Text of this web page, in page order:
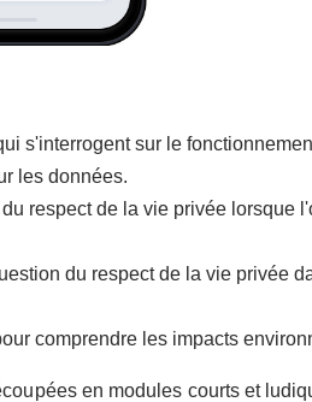
s'interrogent sur le
les données.
respect de la vie privée lorsque
du respect de la vie privée
comprendre les impacts
en modules courts et